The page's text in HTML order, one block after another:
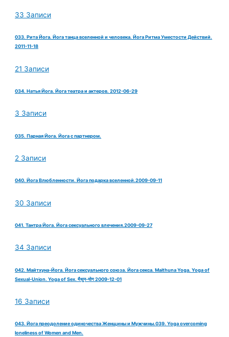
33 Записи
033. Рита Йога. Йога танца вселенной и человека. Йога Ритма Уместости Действий.
2011-11-18
21 Записи
034. Натья Йога. Йога театра и актеров. 2012-06-29
3 Записи
035. Парная Йога. Йога с партнером.
2 Записи
040. Йога Влюбленности. Йога подарка вселенной.2009-09-11
30 Записи
041. Тантра Йога. Йога сексуального влечения.2009-09-27
34 Записи
042. Майтхуна-Йога. Йога сексуального союза. Йога секса. Maithuna Yoga. Yoga of
Sexual-Union. Yoga of Sex. मैथुन-योग 2009-12-01
16 Записи
043. Йога преодоление одиночества Женщины и Мужчины.039. Yoga overcoming
loneliness of Women and Men.